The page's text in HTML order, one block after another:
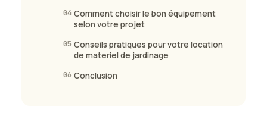
04 Comment choisir le bon équipement
selon votre projet
05 Conseils pratiques pour votre location
de materiel de jardinage
06 Conclusion